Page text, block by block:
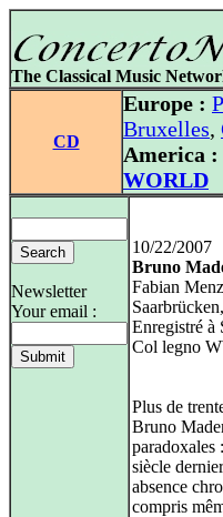
The Classical Music
CD
Europe :
Bruxelles,
America :
WORLD
Newsletter
Your email :
10/22/2007
Bruno
Fabian
Enregistré à
Col legno
Plus de
Bruno
paradoxales
siècle
absence
compris